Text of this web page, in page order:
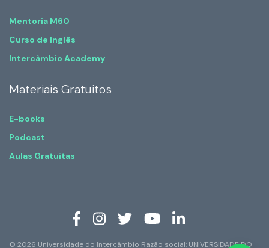
Mentoria M60
Curso de Inglês
Intercâmbio Academy
Materiais Gratuitos
E-books
Podcast
Aulas Gratuitas
© 2026 Universidade do Intercâmbio Razão social: UNIVERSIDADE DO